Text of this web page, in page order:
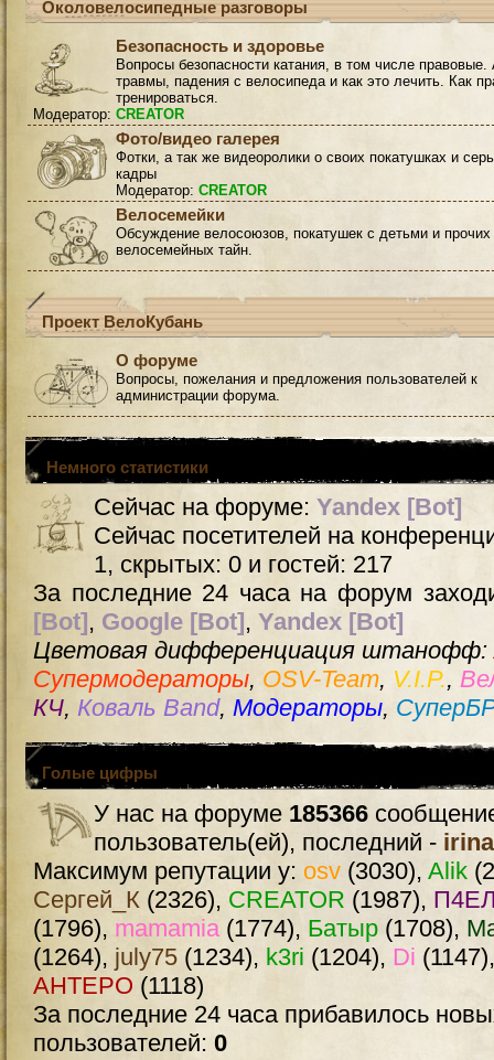
Околовелосипедные разговоры
Безопасность и здоровье
Вопросы безопасности катания, в том числе правовые.
травмы, падения с велосипеда и как это лечить. Как
тренироваться.
Модератор: CREATOR
Фото/видео галерея
Фотки, а так же видеоролики о своих покатушках и
кадры
Модератор: CREATOR
Велосемейки
Обсуждение велосоюзов, покатушек с детьми и прочих
велосемейных тайн.
Проект ВелоКубань
О форуме
Вопросы, пожелания и предложения пользователей к
администрации форума.
Немного статистики
Сейчас на форуме: Yandex [Bot]
Сейчас посетителей на
1, скрытых: 0 и гостей: 217
За последние 24 часа на форум
[Bot], Google [Bot], Yandex [Bot]
Цветовая дифференциация штанофф:
Супермодераторы, OSV-Team, V.I.P.,
КЧ, Коваль Band, Модераторы,
Голые цифры
У нас на форуме 185366
пользователь(ей), последний -
Максимум репутации у: osv (3030), Alik
Сергей_К (2326), CREATOR (1987),
(1796), mamamia(1774), Батыр (1708),
(1264), july75 (1234), k3ri (1204), Di
AHTEPO (1118)
За последние 24 часа прибавилось
пользователей: 0